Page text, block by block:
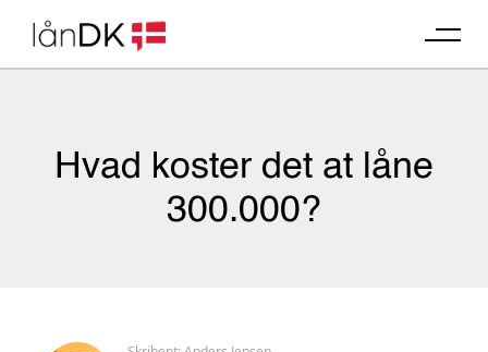
content
Hvad koster det at låne
300.000?